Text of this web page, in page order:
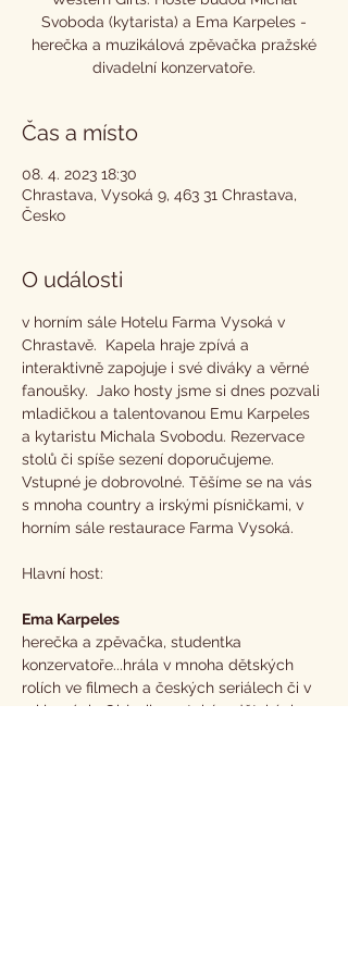
Svoboda (kytarista) a Ema Karpeles -
herečka a muzikálová zpěvačka pražské
divadelní konzervatoře.
Čas a místo
08. 4. 2023 18:30
Chrastava, Vysoká 9, 463 31 Chrastava,
Česko
O události
v horním sále Hotelu Farma Vysoká v
Chrastavě.  Kapela hraje zpívá a
interaktivně zapojuje i své diváky a věrné
fanoušky.  Jako hosty jsme si dnes pozvali
mladičkou a talentovanou Emu Karpeles
a kytaristu Michala Svobodu. Rezervace
stolů či spíše sezení doporučujeme.
Vstupné je dobrovolné. Těšíme se na vás
s mnoha country a irskými písničkami, v
horním sále restaurace Farma Vysoká.
Hlavní host:
Ema Karpeles
herečka a zpěvačka, studentka
konzervatoře...hrála v mnoha dětských
rolích ve filmech a českých seriálech či v
reklamách. Objevila se také v dětských